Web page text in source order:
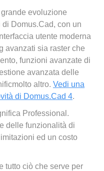
evoluzione
Domus.Cad, con un
utente moderna
avanzati sia raster che
funzioni avanzate di
avanzata delle
altro. Vedi una
di Domus.Cad 4.
Professional.
delle funzionalità di
ed un costo
tutto ciò che serve per